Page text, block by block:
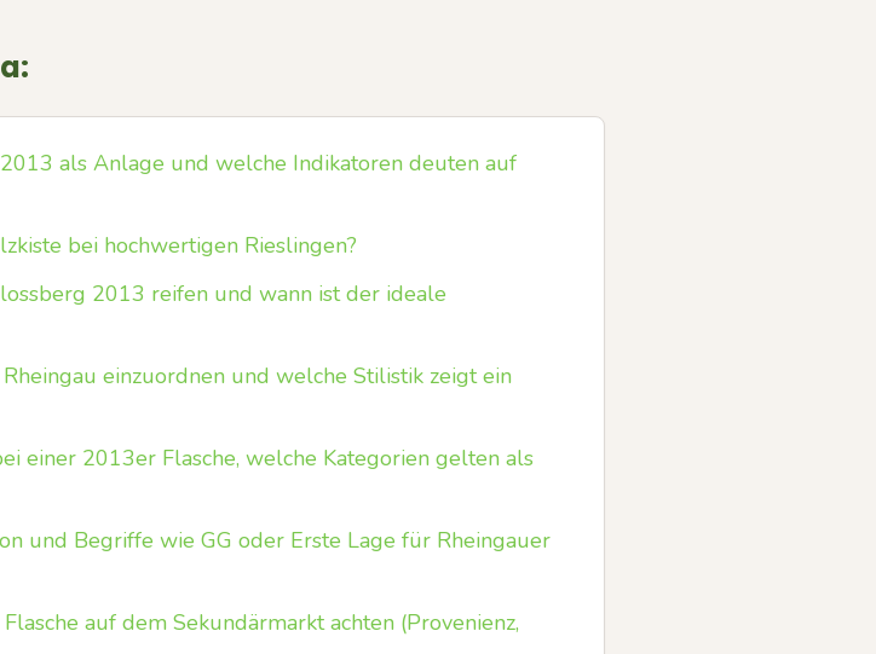
als Anlage und welche Indikatoren deuten auf
bei hochwertigen Rieslingen?
2013 reifen und wann ist der ideale
einzuordnen und welche Stilistik zeigt ein
einer 2013er Flasche, welche Kategorien gelten als
und Begriffe wie GG oder Erste Lage für Rheingauer
auf dem Sekundärmarkt achten (Provenienz,